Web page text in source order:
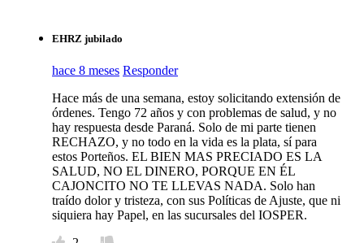
EHRZ jubilado
hace 8 meses Responder
Hace más de una semana, estoy solicitando extensión de
órdenes. Tengo 72 años y con problemas de salud, y no
hay respuesta desde Paraná. Solo de mi parte tienen
RECHAZO, y no todo en la vida es la plata, sí para
estos Porteños. EL BIEN MAS PRECIADO ES LA
SALUD, NO EL DINERO, PORQUE EN ÉL
CAJONCITO NO TE LLEVAS NADA. Solo han
traído dolor y tristeza, con sus Políticas de Ajuste, que ni
siquiera hay Papel, en las sucursales del IOSPER.